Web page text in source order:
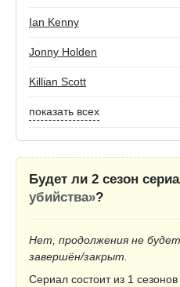
Ian Kenny
Jonny Holden
Killian Scott
показать всех
Будет ли 2 сезон
убийства»?
Нет, продолжения не
завершён/закрыт.
Сериал состоит из 1